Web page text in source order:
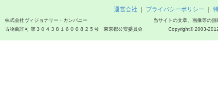
運営会社 プライバシーポリシー
当サイトの文章、画像等の
Copyright© 2003-
株式会社ヴィジョナリー・カンパニー
古物商許可 第３０４３８１６０６８２５号 東京都公安委員会